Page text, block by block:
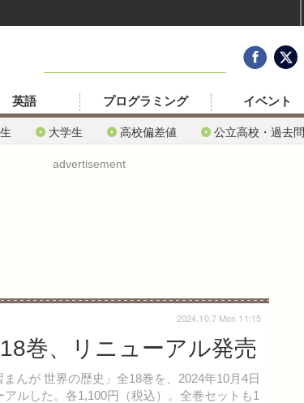
大学生 高校偏差値 公立高校・過去問
英語 プログラミング イベント
advertisement
巻、リニューアル発売
んが 世界の歴史」全18巻を、2024年10月4日
ルした。各1,100円（税込）。全巻セットも1
2024.10.7 Mon 11:15